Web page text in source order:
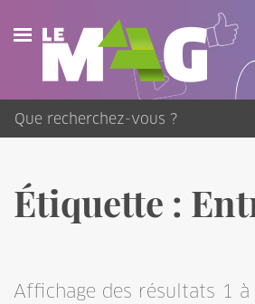
Actualités
Agenda
Vidéos
Étiquette :
Affichage des résultats 1